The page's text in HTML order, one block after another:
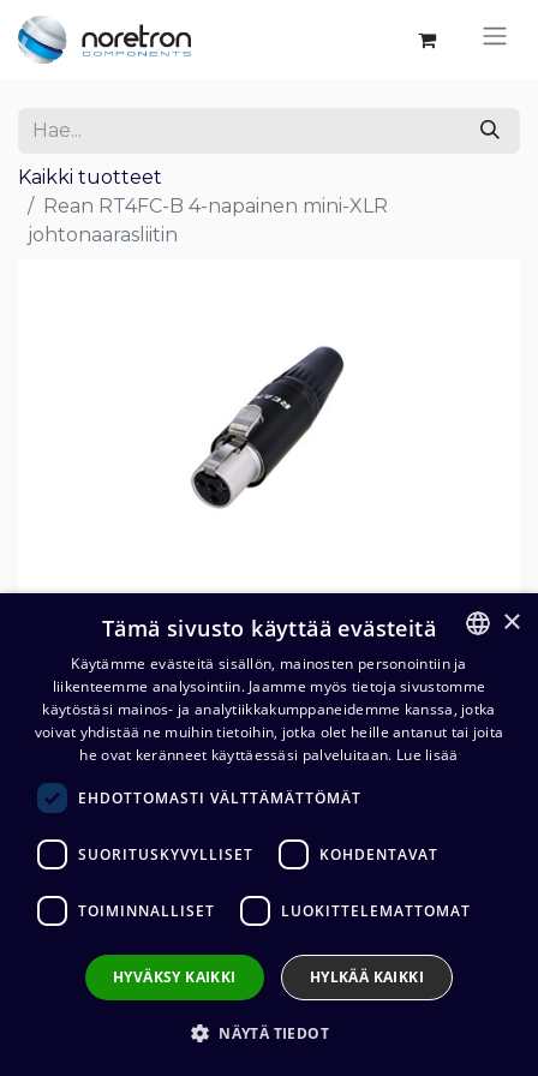
Kaikki tuotteet
Rean RT4FC-B 4-napainen mini-XLR
johtonaarasliitin
Rean RT4FC-B 4-napainen
mini-XLR johtonaarasliitin
3,02 €
Liittimen valmistaja:REAN
Kaapelin halkaisija:2,0 - 4,5 mm
FINNISH
ENGLISH
×
Tämä sivusto käyttää evästeitä
Käytämme evästeitä sisällön, mainosten personointiin ja
liikenteemme analysointiin. Jaamme myös tietoja sivustomme
käytöstäsi mainos- ja analytiikkakumppaneidemme kanssa, jotka
voivat yhdistää ne muihin tietoihin, jotka olet heille antanut tai joita
he ovat keränneet käyttäessäsi palveluitaan. Lue lisää
EHDOTTOMASTI VÄLTTÄMÄTTÖMÄT
SUORITUSKYVYLLISET KOHDENTAVAT
TOIMINNALLISET LUOKITTELEMATTOMAT
HYVÄKSY KAIKKI HYLKÄÄ KAIKKI
NÄYTÄ TIEDOT